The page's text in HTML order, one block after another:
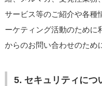
サービス等のご紹介や各種
ーケティング活動のために
からのお問い合わせのため
5. セキュリティにつ